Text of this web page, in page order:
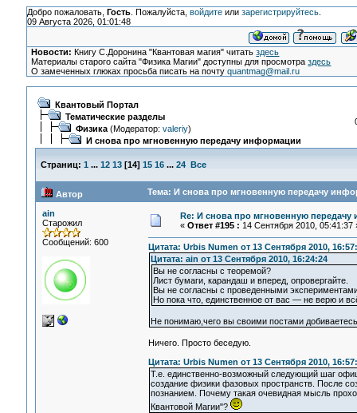
Добро пожаловать, Гость. Пожалуйста, войдитеили зарегистрируйтесь.
09 Августа 2026, 01:01:48
Новости: Книгу С.Доронина "Квантовая магия" читатьздесь
Материалы старого сайта "Физика Магии" доступны для просмотраздесь
О замеченных глюках просьба писать на почтуquantmag@mail.ru
Квантовый Портал
Тематические разделы
Физика(Модератор: valeriy)
И снова про мгновенную передачу информации
Страниц: 1 ... 12 13[14] 15 16 ... 24 Все
Автор Тема: И снова про мгновенную передачу
ain
Старожил
Сообщений: 600
Re: И снова про мгновенную
« Ответ #195 : 14 Сентября 2010, 05:41:37
Цитата: Urbis Numen от 13 Сентября 2010,
Цитата: ain от 13 Сентября 2010, 16:24:24
Вы не согласны с теоремой?
Лист бумаги, карандаш и вперед, опровергайте.
Вы не согласны с проведенными
Но пока что, единственное от вас — не верю и
Не понимаю,чего вы своими постами
Ничего. Просто беседую.
Цитата: Urbis Numen от 13 Сентября 2010,
Т.е. единственно-возможный следующий шаг
создание физики фазовых пространств. После
познанием. Почему такая очевидная мысль
Квантовой Магии"?